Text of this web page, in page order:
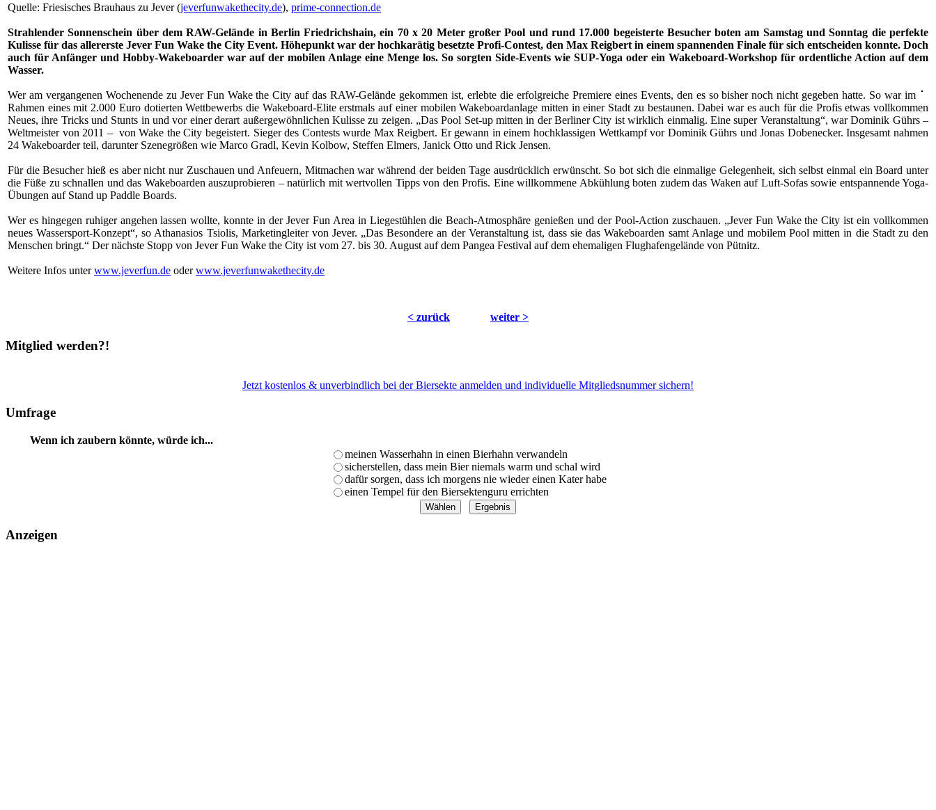
Quelle: Friesisches Brauhaus zu Jever (jeverfunwakethecity.de), prime-connection.de
Strahlender Sonnenschein über dem RAW-Gelände in Berlin Friedrichshain, ein 70 x 20 Meter großer Pool und rund 17.000 begeisterte Besucher boten am Samstag und Sonntag die perfekte
Kulisse für das allererste Jever Fun Wake the City Event. Höhepunkt war der hochkarätig besetzte Profi-Contest, den Max Reigbert in einem spannenden Finale für sich entscheiden konnte. Doch
auch für Anfänger und Hobby-Wakeboarder war auf der mobilen Anlage eine Menge los. So sorgten Side-Events wie SUP-Yoga oder ein Wakeboard-Workshop für ordentliche Action auf dem
Wasser.
Wer am vergangenen Wochenende zu Jever Fun Wake the City auf das RAW-Gelände gekommen ist, erlebte die erfolgreiche Premiere eines Events, den es so bisher noch nicht gegeben hatte. So war im
Rahmen eines mit 2.000 Euro dotierten Wettbewerbs die Wakeboard-Elite erstmals auf einer mobilen Wakeboardanlage mitten in einer Stadt zu bestaunen. Dabei war es auch für die Profis etwas vollkommen
Neues, ihre Tricks und Stunts in und vor einer derart außergewöhnlichen Kulisse zu zeigen. „Das Pool Set-up mitten in der Berliner City ist wirklich einmalig. Eine super Veranstaltung“, war Dominik Gührs –
Weltmeister von 2011 – von Wake the City begeistert. Sieger des Contests wurde Max Reigbert. Er gewann in einem hochklassigen Wettkampf vor Dominik Gührs und Jonas Dobenecker. Insgesamt nahmen
24 Wakeboarder teil, darunter Szenegrößen wie Marco Gradl, Kevin Kolbow, Steffen Elmers, Janick Otto und Rick Jensen.
Für die Besucher hieß es aber nicht nur Zuschauen und Anfeuern, Mitmachen war während der beiden Tage ausdrücklich erwünscht. So bot sich die einmalige Gelegenheit, sich selbst einmal ein Board unter
die Füße zu schnallen und das Wakeboarden auszuprobieren – natürlich mit wertvollen Tipps von den Profis. Eine willkommene Abkühlung boten zudem das Waken auf Luft-Sofas sowie entspannende Yoga-
Übungen auf Stand up Paddle Boards.
Wer es hingegen ruhiger angehen lassen wollte, konnte in der Jever Fun Area in Liegestühlen die Beach-Atmosphäre genießen und der Pool-Action zuschauen. „Jever Fun Wake the City ist ein vollkommen
neues Wassersport-Konzept“, so Athanasios Tsiolis, Marketingleiter von Jever. „Das Besondere an der Veranstaltung ist, dass sie das Wakeboarden samt Anlage und mobilem Pool mitten in die Stadt zu den
Menschen bringt.“ Der nächste Stopp von Jever Fun Wake the City ist vom 27. bis 30. August auf dem Pangea Festival auf dem ehemaligen Flughafengelände von Pütnitz.
Weitere Infos unterwww.jeverfun.de oderwww.jeverfunwakethecity.de
< zurück weiter >
Mitglied werden?!
Jetzt kostenlos & unverbindlich bei der Biersekte anmelden und individuelle Mitgliedsnummer sichern!
Umfrage
Wenn ich zaubern könnte, würde ich...
meinen Wasserhahn in einen Bierhahn verwandeln
sicherstellen, dass mein Bier niemals warm und schal wird
dafür sorgen, dass ich morgens nie wieder einen Kater habe
einen Tempel für den Biersektenguru errichten
Anzeigen